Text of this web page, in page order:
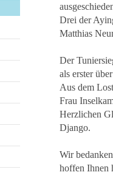
Drei der
Matthias
Der
als erster
Aus dem
Frau
Herzlichen
Django.
Wir
hoffen Ihnen